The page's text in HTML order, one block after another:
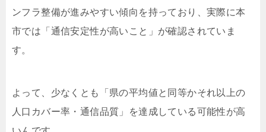
ンフラ整備が進みやすい傾向を持っており、実際に本
市では「通信安定性が高いこと」が確認されていま
す。
よって、少なくとも「県の平均値と同等かそれ以上の
人口カバー率・通信品質」を達成している可能性が高